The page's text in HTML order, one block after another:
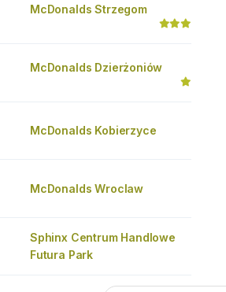
McDonalds Strzegom
McDonalds Dzierżoniów
McDonalds Kobierzyce
McDonalds Wroclaw
Sphinx Centrum Handlowe
Futura Park